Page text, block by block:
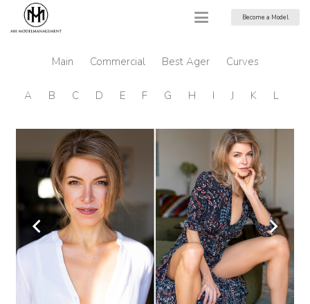
Become a Model
Main Commercial Best Ager Curves
A B C D E F G H I J K L